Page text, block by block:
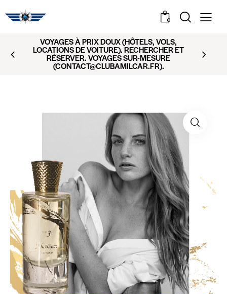
0
VOYAGES À PRIX DOUX (HÔTELS, VOLS,
LOCATIONS DE VOITURE). RECHERCHER ET
RÉSERVER. VOYAGES SUR-MESURE
(CONTACT@CLUBAMILCAR.FR).